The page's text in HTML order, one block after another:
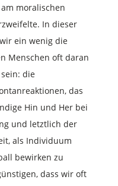
moralischen
In dieser
ein wenig die
Menschen oft daran
die
das
Hin und Her bei
und letztlich der
als Individuum
bewirken zu
dass wir oft